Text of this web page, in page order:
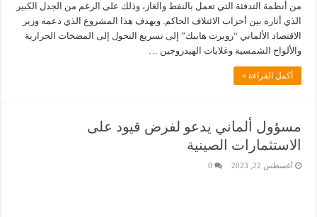
من أنظمة التدفئة التي تعمل بالنفط والغاز، وذلك على الرغم من الجدل الكبير
الذي أثاره بين أحزاب الائتلاف الحاكم. ويهدف هذا المشروع الذي دعمه وزير
الاقتصاد الألماني “روبرت هابيك” إلى تسريع التحول إلى المضخات الحرارية
والألواح الشمسية وغلايات الهيدروجين …
أكمل القراءة »
مسؤول ألماني يدعو لفرض قيود على
الاستثمارات الصينية
أغسطس 22, 2023 0